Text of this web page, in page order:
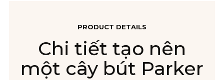
PRODUCT DETAILS
Chi tiết tạo nên
một cây bút Parker